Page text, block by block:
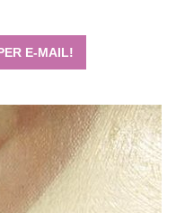
E-MAIL!